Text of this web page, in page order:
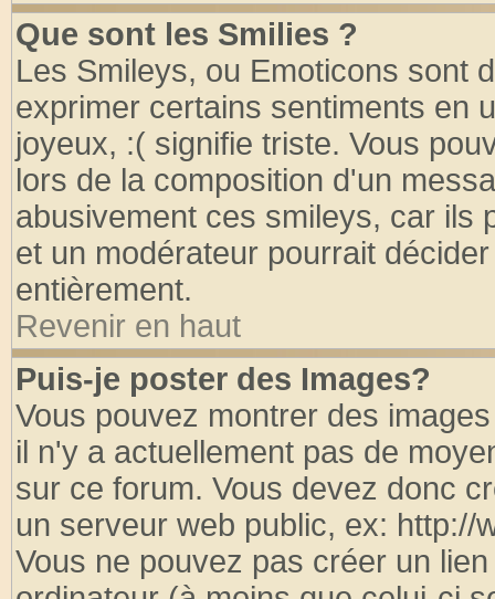
Que sont les Smilies ?
Les Smileys, ou Emoticons sont
exprimer certains sentiments en
joyeux, :( signifie triste. Vous
lors de la composition d'un
abusivement ces smileys, car ils
et un modérateur pourrait
entièrement.
Revenir en haut
Puis-je poster des Images?
Vous pouvez montrer des
il n'y a actuellement pas de
sur ce forum. Vous devez donc
un serveur web public, ex: http://
Vous ne pouvez pas créer un